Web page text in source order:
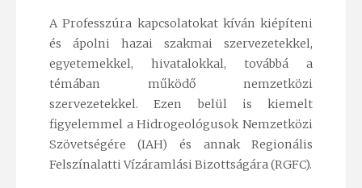
A Professzúra kapcsolatokat kíván kiépíteni
és ápolni hazai szakmai szervezetekkel,
egyetemekkel, hivatalokkal, továbbá a
témában működő nemzetközi
szervezetekkel. Ezen belül is kiemelt
figyelemmel a Hidrogeológusok Nemzetközi
Szövetségére (IAH) és annak Regionális
Felszínalatti Vízáramlási Bizottságára (RGFC).